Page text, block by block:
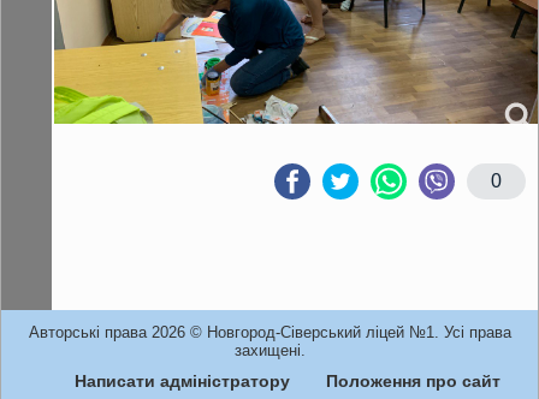
0
Авторські права 2026 © Новгород-Сіверський ліцей №1. Усі права
захищені.
Написати адміністратору Положення про сайт